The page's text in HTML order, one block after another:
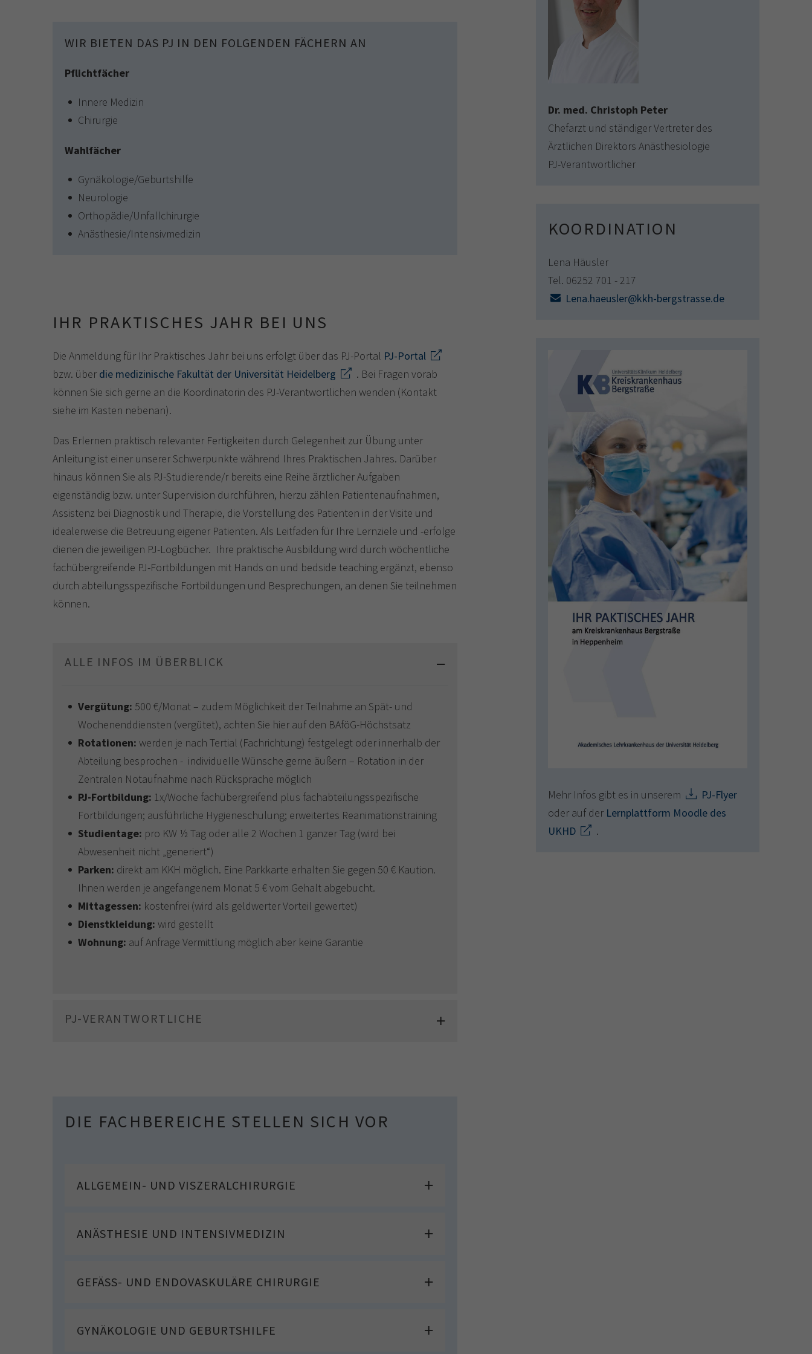
WIR BIETEN DAS PJ IN DEN FOLGENDEN FÄCHERN AN
Pflichtfächer
Innere Medizin
Chirurgie
Wahlfächer
Gynäkologie/Geburtshilfe
Neurologie
Orthopädie/Unfallchirurgie
Anästhesie/Intensivmedizin
IHR PRAKTISCHES JAHR BEI UNS
Die Anmeldung für Ihr Praktisches Jahr bei uns erfolgt über das PJ-Portal PJ-Portal
bzw. über die medizinische Fakultät der Universität Heidelberg
. Bei Fragen vorab
können Sie sich gerne an die Koordinatorin des PJ-Verantwortlichen wenden (Kontakt
siehe im Kasten nebenan).
Das Erlernen praktisch relevanter Fertigkeiten durch Gelegenheit zur Übung unter
Anleitung ist einer unserer Schwerpunkte während Ihres Praktischen Jahres. Darüber
hinaus können Sie als PJ-Studierende/r bereits eine Reihe ärztlicher Aufgaben
eigenständig bzw. unter Supervision durchführen, hierzu zählen Patientenaufnahmen,
Assistenz bei Diagnostik und Therapie, die Vorstellung des Patienten in der Visite und
idealerweise die Betreuung eigener Patienten. Als Leitfaden für Ihre Lernziele und -erfolge
dienen die jeweiligen PJ-Logbücher. Ihre praktische Ausbildung wird durch wöchentliche
fachübergreifende PJ-Fortbildungen mit Hands on und bedside teaching ergänzt, ebenso
durch abteilungsspezifische Fortbildungen und Besprechungen, an denen Sie teilnehmen
können.
ALLE INFOS IM ÜBERBLICK
Vergütung: 500 €/Monat – zudem Möglichkeit der Teilnahme an Spät- und
Wochenenddiensten (vergütet), achten Sie hier auf den BAföG-Höchstsatz
Rotationen: werden je nach Tertial (Fachrichtung) festgelegt oder innerhalb der
Abteilung besprochen - individuelle Wünsche gerne äußern – Rotation in der
Zentralen Notaufnahme nach Rücksprache möglich
PJ-Fortbildung: 1x/Woche fachübergreifend plus fachabteilungsspezifische
Fortbildungen; ausführliche Hygieneschulung; erweitertes Reanimationstraining
Studientage: pro KW ½ Tag oder alle 2 Wochen 1 ganzer Tag (wird bei
Abwesenheit nicht „generiert“)
Parken: direkt am KKH möglich. Eine Parkkarte erhalten Sie gegen 50 € Kaution.
Ihnen werden je angefangenem Monat 5 € vom Gehalt abgebucht.
Mittagessen: kostenfrei (wird als geldwerter Vorteil gewertet)
Dienstkleidung: wird gestellt
Wohnung: auf Anfrage Vermittlung möglich aber keine Garantie
PJ-VERANTWORTLICHE
DIE FACHBEREICHE STELLEN SICH VOR
ALLGEMEIN- UND VISZERALCHIRURGIE
ANÄSTHESIE UND INTENSIVMEDIZIN
GEFÄSS- UND ENDOVASKULÄRE CHIRURGIE
GYNÄKOLOGIE UND GEBURTSHILFE
Dr. med. Christoph Peter
Chefarzt und ständiger Vertreter des
Ärztlichen Direktors Anästhesiologie
PJ-Verantwortlicher
KOORDINATION
Lena Häusler
Tel. 06252 701 - 217
Lena.haeusler@kkh-bergstrasse.de
Mehr Infos gibt es in unserem
PJ-Flyer
oder auf der Lernplattform Moodle des
UKHD
.